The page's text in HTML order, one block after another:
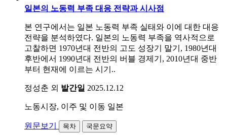
일본의 노동력 부족 대응 전략과 시사점
본 연구에서는 일본 노동력 부족 실태와 이에 대한 대응
전략을 분석하였다. 일본의 노동력 부족을 역사적으로
고찰하면 1970년대 전반의 고도 성장기 말기, 1980년대
후반에서 1990년대 전반의 버블 경제기, 2010년대 중반
부터 현재에 이르는 시기..
정성춘 외 발간일 2025.12.12
노동시장, 이주 및 이동 일본
원문보기 목차 국문요약